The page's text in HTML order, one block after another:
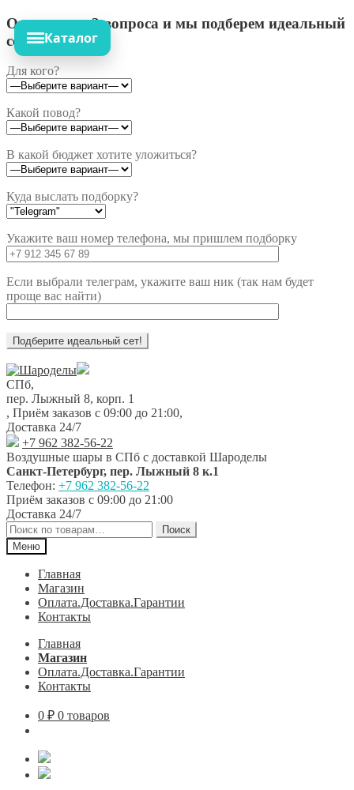
Ответьте на 3 вопроса и мы подберем идеальный
сет!
Для кого?
Какой повод?
В какой бюджет хотите уложиться?
Куда выслать подборку?
Укажите ваш номер телефона, мы пришлем подборку
Если выбрали телеграм, укажите ваш ник (так нам будет
проще вас найти)
Перейти
к
навигации
Перейти
к
содержимому
СПб,
пер. Лыжный 8, корп. 1
, Приём заказов с 09:00 до 21:00,
Доставка 24/7
+7 962 382-56-22
Воздушные шары в СПб с доставкой Шароделы
Санкт-Петербург, пер. Лыжный 8 к.1
Телефон: +7 962 382-56-22
Приём заказов с 09:00 до 21:00
Доставка 24/7
Искать:
Поиск
Меню
Главная
Магазин
Оплата.Доставка.Гарантии
Контакты
Главная
Магазин
Оплата.Доставка.Гарантии
Контакты
0 ₽ 0 товаров
Каталог